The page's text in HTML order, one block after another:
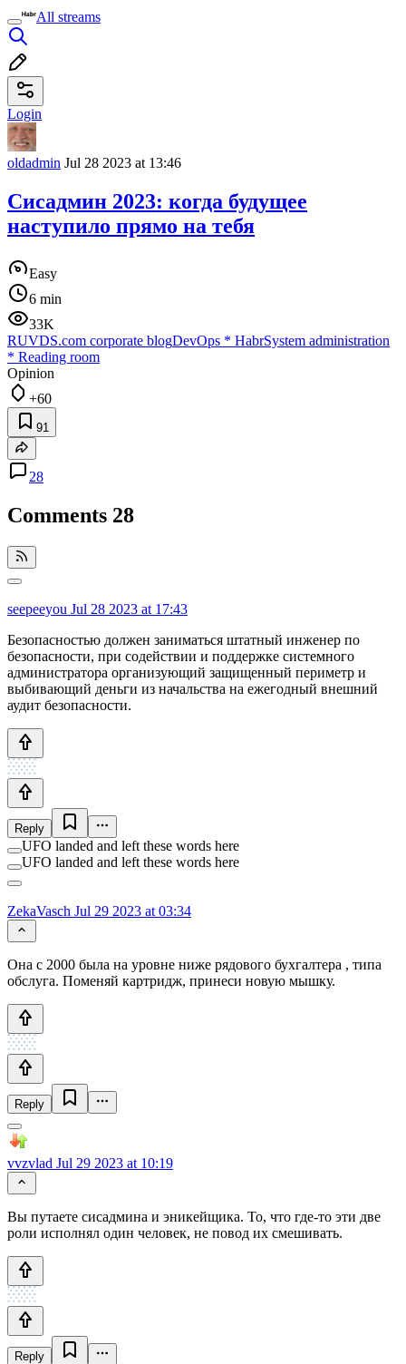
All streams
Login
oldadmin Jul 28 2023 at 13:46
Сисадмин 2023: когда будущее
наступило прямо на тебя
Easy
6 min
33K
RUVDS.com corporate blogDevOps * HabrSystem administration
* Reading room
Opinion
+60
91
28
Comments 28
seepeeyou Jul 28 2023 at 17:43
Безопасностью должен заниматься штатный инженер по
безопасности, при содействии и поддержке системного
администратора организующий защищенный периметр и
выбивающий деньги из начальства на ежегодный внешний
аудит безопасности.
Reply
UFO landed and left these words here
UFO landed and left these words here
ZekaVasch Jul 29 2023 at 03:34
Она с 2000 была на уровне ниже рядового бухгалтера , типа
обслуга. Поменяй картридж, принеси новую мышку.
Reply
vvzvlad Jul 29 2023 at 10:19
Вы путаете сисадмина и эникейщика. То, что где-то эти две
роли исполнял один человек, не повод их смешивать.
Reply